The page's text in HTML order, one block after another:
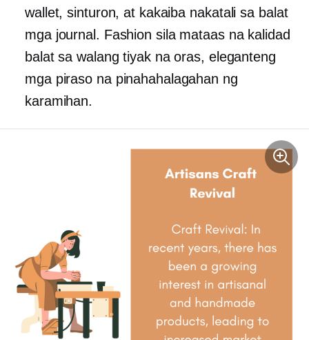
wallet, sinturon, at kakaiba nakatali sa balat
mga journal. Fashion sila mataas na kalidad
balat sa walang tiyak na oras, eleganteng
mga piraso na pinahahalagahan ng
karamihan.